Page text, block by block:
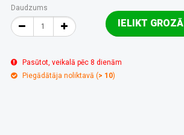
Daudzums
IELIKT GROZĀ
Pasūtot, veikalā pēc 8 dienām
Piegādātāja noliktavā (> 10)